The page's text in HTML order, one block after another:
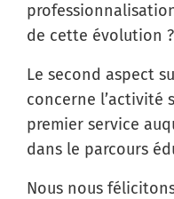
de cette évolution ?
Le second aspect
concerne l’activité
premier service
dans le parcours
Nous nous